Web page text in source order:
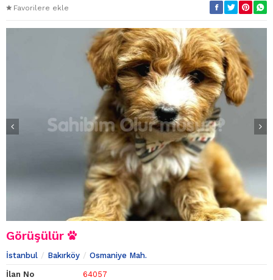
Favorilere ekle
Görüşülür
İstanbul Bakırköy Osmaniye Mah.
İlan No
64057